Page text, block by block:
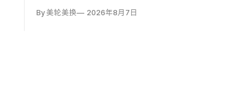
By 美轮美换 2026年8月7日